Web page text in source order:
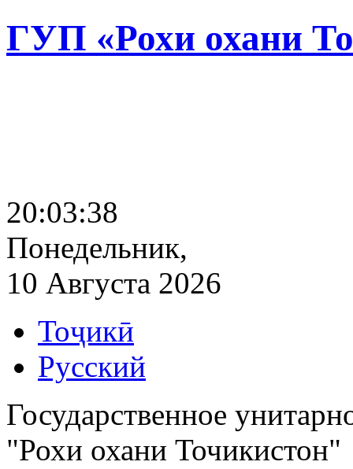
ГУП «Рохи охани
20:03:39
Понедельник,
10 Августа 2026
Тоҷикӣ
Русский
Государственное
"Рохи охани Точикистон"